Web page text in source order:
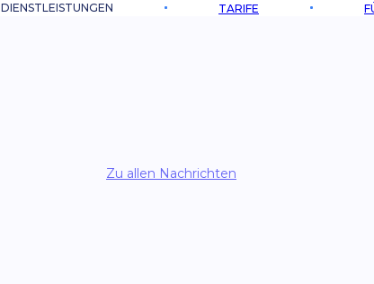
DIENSTLEISTUNGEN TARIFE
Zu allen Nachrichten